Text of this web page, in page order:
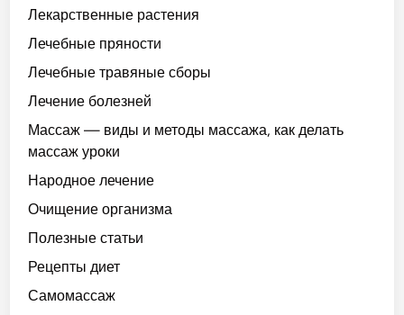
Лекарственные растения
Лечебные пряности
Лечебные травяные сборы
Лечение болезней
Массаж — виды и методы массажа, как делать
массаж уроки
Народное лечение
Очищение организма
Полезные статьи
Рецепты диет
Самомассаж